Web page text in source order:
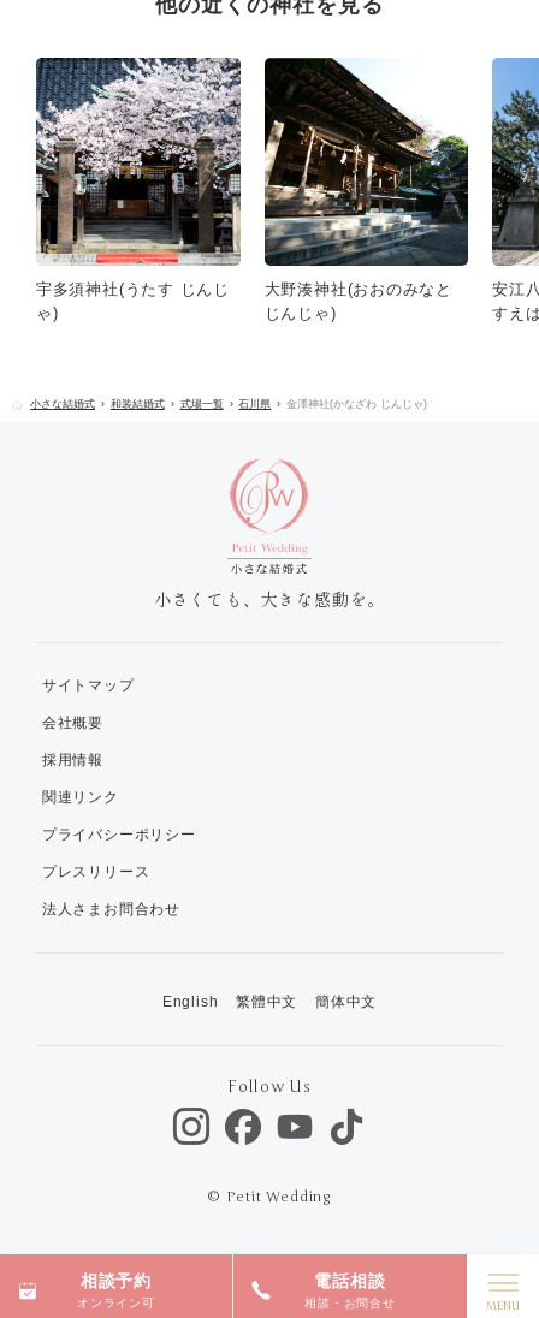
他の近くの神社を見る
宇多須神社(うたす じんじ
ゃ)
大野湊神社(おおのみなと
じんじゃ)
安江
すえ
小さな結婚式 和装結婚式 式場一覧 石川県 金澤神社(かなざわ じんじゃ)
相談予約
オンライン可
電話相談
相談・お問合せ
小さくても、大きな感動を。
サイトマップ
会社概要
採用情報
関連リンク
プライバシーポリシー
プレスリリース
法人さまお問合わせ
English 繁體中文 簡体中文
Follow Us
© Petit Wedding